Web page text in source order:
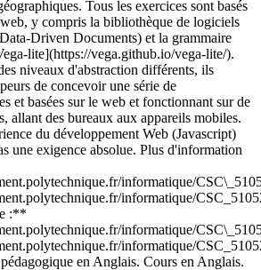
Tous les exercices sont basés
y compris la bibliothèque de logiciels
Driven Documents) et la grammaire
lite](https://vega.github.io/vega-lite/).
niveaux d'abstraction différents, ils
de concevoir une série de
et basées sur le web et fonctionnant sur de
allant des bureaux aux appareils mobiles.
du développement Web (Javascript)
une exigence absolue. Plus d'information
informatique/
informatique/
:**
informatique/
informatique/
en Anglais. Cours en Anglais.